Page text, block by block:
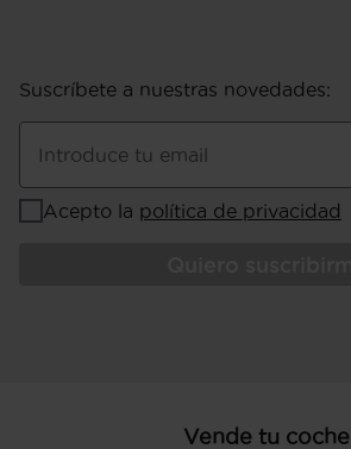
Suscríbete a nuestras novedades:
Introduce tu email
Acepto la política de privacidad
Vende tu coche